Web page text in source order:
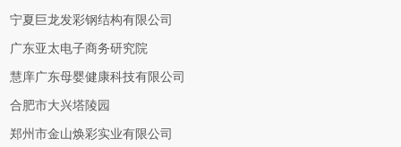
宁夏巨龙发彩钢结构有限公司
广东亚太电子商务研究院
慧庠广东母婴健康科技有限公司
合肥市大兴塔陵园
郑州市金山焕彩实业有限公司